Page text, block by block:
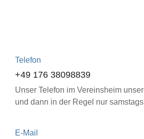
Telefon
+49 176 38098839
Unser Telefon im Vereinsheim
und dann in der Regel nur
E-Mail